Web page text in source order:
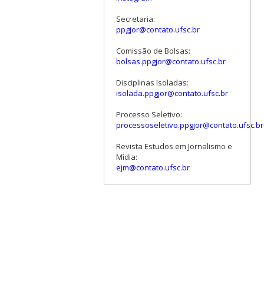
Secretaria:
ppgjor@contato.ufsc.br
Comissão de Bolsas:
bolsas.ppgjor@contato.ufsc.br
Disciplinas Isoladas:
isolada.ppgjor@contato.ufsc.br
Processo Seletivo:
processoseletivo.ppgjor@contato.ufsc.br
Revista Estudos em Jornalismo e
Mídia:
ejm@contato.ufsc.br